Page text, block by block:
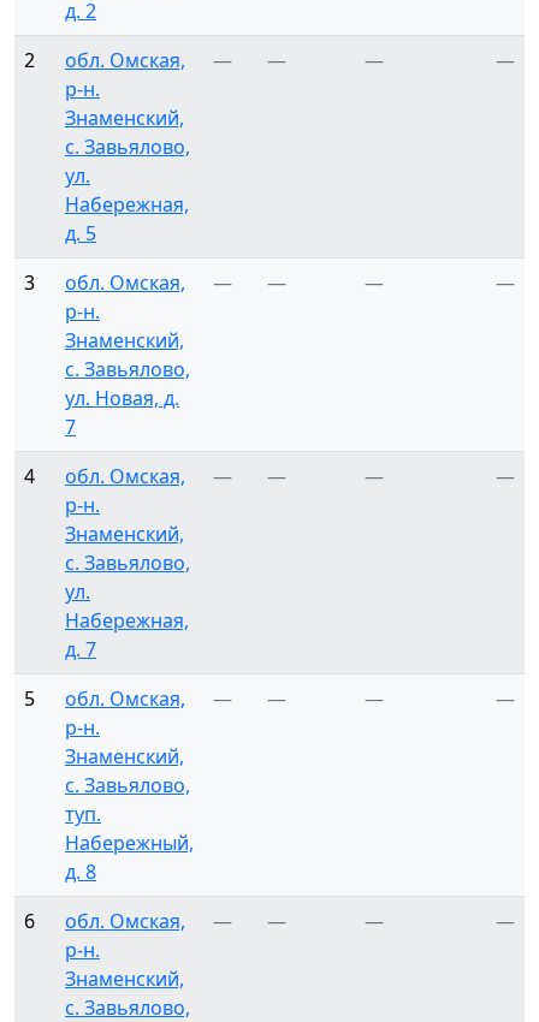
д. 2
2
обл. Омская,
р-н.
Знаменский,
с. Завьялово,
ул.
Набережная,
д. 5
— — — —
3
обл. Омская,
р-н.
Знаменский,
с. Завьялово,
ул. Новая, д.
7
— — — —
4
обл. Омская,
р-н.
Знаменский,
с. Завьялово,
ул.
Набережная,
д. 7
— — — —
5
обл. Омская,
р-н.
Знаменский,
с. Завьялово,
туп.
Набережный,
д. 8
— — — —
6
обл. Омская,
р-н.
Знаменский,
с. Завьялово,
— — — —